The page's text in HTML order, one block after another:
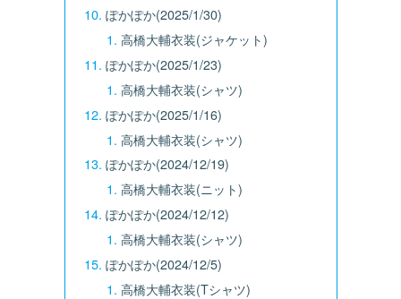
ぽかぽか(2025/1/30)
高橋大輔衣装(ジャケット)
ぽかぽか(2025/1/23)
高橋大輔衣装(シャツ)
ぽかぽか(2025/1/16)
高橋大輔衣装(シャツ)
ぽかぽか(2024/12/19)
高橋大輔衣装(ニット)
ぽかぽか(2024/12/12)
高橋大輔衣装(シャツ)
ぽかぽか(2024/12/5)
高橋大輔衣装(Tシャツ)